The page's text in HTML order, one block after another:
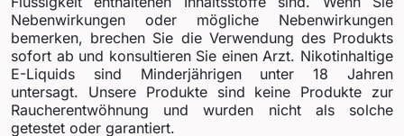
Nebenwirkungen oder mögliche Nebenwirkungen
bemerken, brechen Sie die Verwendung des Produkts
sofort ab und konsultieren Sie einen Arzt. Nikotinhaltige
E-Liquids sind Minderjährigen unter 18 Jahren
untersagt. Unsere Produkte sind keine Produkte zur
Raucherentwöhnung und wurden nicht als solche
getestet oder garantiert.